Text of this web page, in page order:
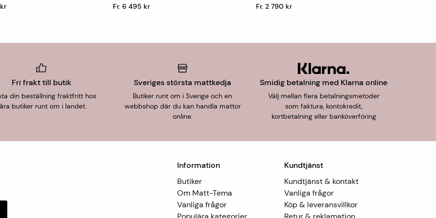
Fr. 6 495 kr Fr. 2 790 kr
Fri frakt till butik
din beställning fraktfritt hos
butiker runt om i landet.
Sveriges största mattkedja
Butiker runt om i Sverige och en
webbshop där du kan handla mattor
online.
Smidig betalning med Klarna online
Välj mellan flera betalningsmetoder
som faktura, kontokredit,
kortbetalning eller banköverföring
Information
Butiker
Om Matt-Tema
Vanliga frågor
Kundtjänst
Kundtjänst & kontakt
Vanliga frågor
Köp & leveransvillkor